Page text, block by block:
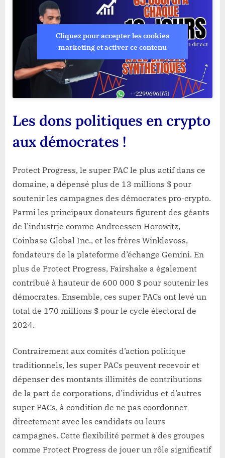
Cliquez pour accepter les cookies
marketing et activer ce contenu
Les dons politiques en crypto
aux démocrates !
Protect Progress, le super PAC le plus actif dans ce
domaine, a dépensé plus de 13 millions $ pour
soutenir les campagnes des démocrates pro-crypto.
Parmi les principaux donateurs figurent des géants
de l’industrie comme Andreessen Horowitz,
Coinbase Global Inc., et les frères Winklevoss,
fondateurs de la plateforme d’échange Gemini. En
plus de Protect Progress, Fairshake a également
contribué à hauteur de 600 000 $ pour soutenir les
démocrates. Ensemble, ces super PACs ont levé un
total de 170 millions $ pour le cycle électoral de
2024.
Contrairement aux comités d’action politique
traditionnels, les super PACs peuvent recevoir et
dépenser des montants illimités de contributions
de la part de corporations, d’individus et d’autres
super PACs, à condition de ne pas coordonner
directement avec les candidats ou leurs
campagnes. Cette flexibilité permet à des groupes
comme Protect Progress de jouer un rôle significatif